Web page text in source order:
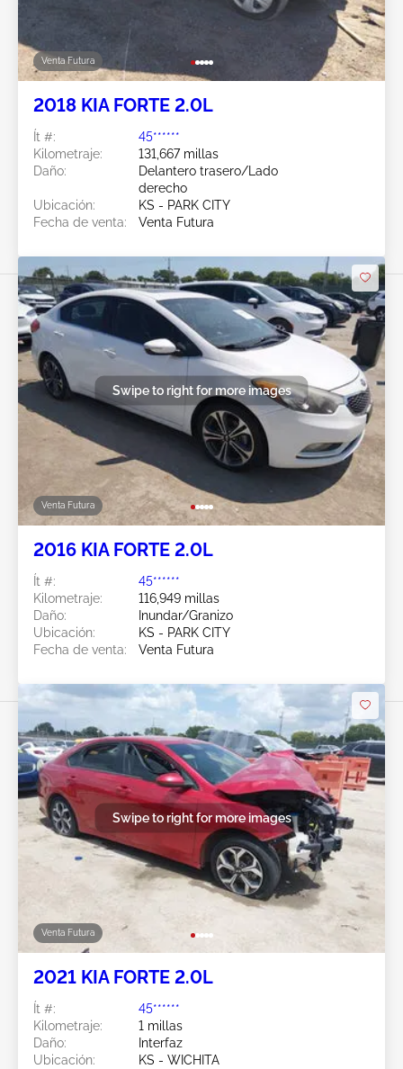
Venta Futura
2018 KIA FORTE 2.0L
Ít #:
45******
Kilometraje:
131,667 millas
Daño:
Delantero trasero/Lado
derecho
Ubicación:
KS - PARK CITY
Fecha de venta:
Venta Futura
Venta Futura
Swipe to right for more images
2016 KIA FORTE 2.0L
Ít #:
45******
Kilometraje:
116,949 millas
Daño:
Inundar/Granizo
Ubicación:
KS - PARK CITY
Fecha de venta:
Venta Futura
Venta Futura
Swipe to right for more images
2021 KIA FORTE 2.0L
Ít #:
45******
Kilometraje:
1 millas
Daño:
Interfaz
Ubicación:
KS - WICHITA